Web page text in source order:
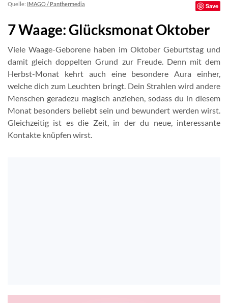
Quelle: IMAGO / Panthermedia Save
7 Waage: Glücksmonat Oktober
Viele Waage-Geborene haben im Oktober Geburtstag und
damit gleich doppelten Grund zur Freude. Denn mit dem
Herbst-Monat kehrt auch eine besondere Aura einher,
welche dich zum Leuchten bringt. Dein Strahlen wird andere
Menschen geradezu magisch anziehen, sodass du in diesem
Monat besonders beliebt sein und bewundert werden wirst.
Gleichzeitig ist es die Zeit, in der du neue, interessante
Kontakte knüpfen wirst.